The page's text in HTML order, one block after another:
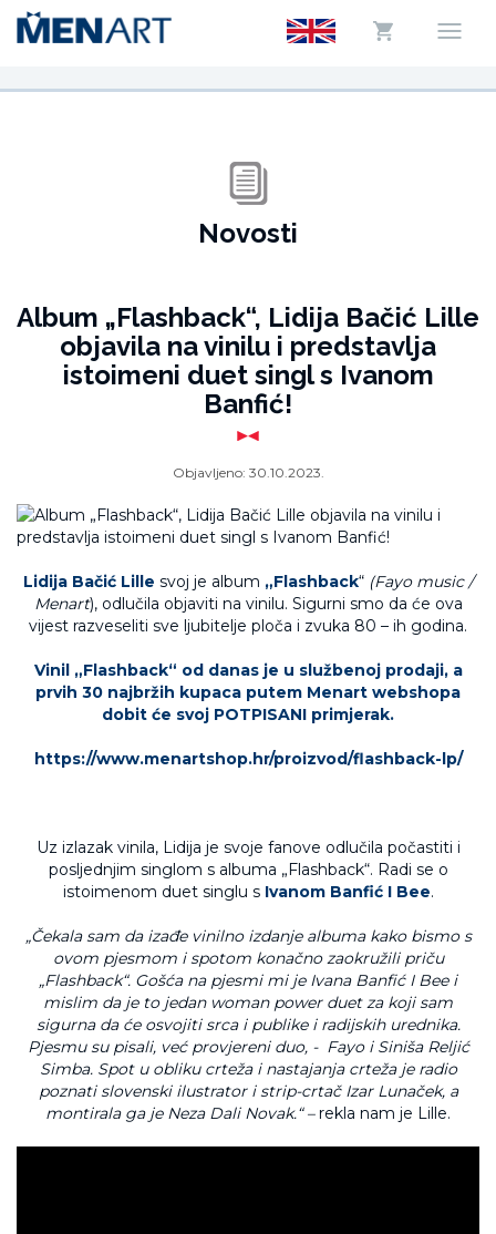
Novosti
Album „Flashback“, Lidija Bačić Lille
objavila na vinilu i predstavlja
istoimeni duet singl s Ivanom
Banfić!
Objavljeno: 30.10.2023.
Lidija Bačić Lille svoj je album „Flashback“ (Fayo music /
Menart), odlučila objaviti na vinilu. Sigurni smo da će ova
vijest razveseliti sve ljubitelje ploča i zvuka 80 – ih godina.
Vinil „Flashback“ od danas je u službenoj prodaji, a
prvih 30 najbržih kupaca putem Menart webshopa
dobit će svoj POTPISANI primjerak.
https://www.menartshop.hr/proizvod/flashback-lp/
Uz izlazak vinila, Lidija je svoje fanove odlučila počastiti i
posljednjim singlom s albuma „Flashback“. Radi se o
istoimenom duet singlu s Ivanom Banfić I Bee.
„Čekala sam da izađe vinilno izdanje albuma kako bismo s
ovom pjesmom i spotom konačno zaokružili priču
„Flashback“. Gošća na pjesmi mi je Ivana Banfić I Bee i
mislim da je to jedan woman power duet za koji sam
sigurna da će osvojiti srca i publike i radijskih urednika.
Pjesmu su pisali, već provjereni duo, - Fayo i Siniša Reljić
Simba. Spot u obliku crteža i nastajanja crteža je radio
poznati slovenski ilustrator i strip-crtač Izar Lunaček, a
montirala ga je Neza Dali Novak.“ –rekla nam je Lille.